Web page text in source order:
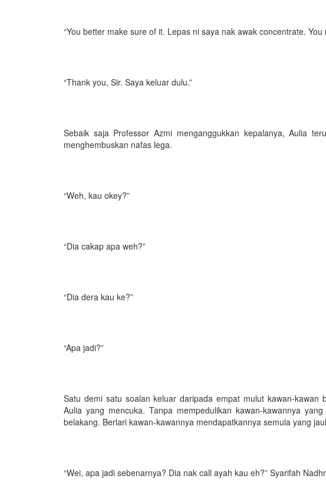
“You better make sure of it. Lepas ni saya nak awak concentrate. You
“Thank you, Sir. Saya keluar dulu.”
Sebaik saja Professor Azmi menganggukkan kepalanya, Aulia
menghembuskan nafas lega.
“Weh, kau okey?”
“Dia cakap apa weh?”
“Dia dera kau ke?”
“Apa jadi?”
Satu demi satu soalan keluar daripada empat mulut kawan-kawan
Aulia yang mencuka. Tanpa mempedulikan kawan-kawannya
belakang. Berlari kawan-kawannya mendapatkannya semula yang
“Wei, apa jadi sebenarnya? Dia nak call ayah kau eh?” Syarifah